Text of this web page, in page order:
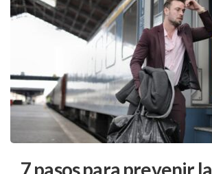
7 pasos para prevenir la